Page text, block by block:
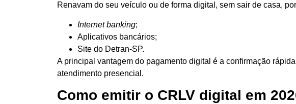
Renavam do seu veículo ou de forma digital, sem sair de casa,
Internet banking;
Aplicativos bancários;
Site do Detran-SP.
A principal vantagem do pagamento digital é a confirmação
atendimento presencial.
Como emitir o CRLV digital em